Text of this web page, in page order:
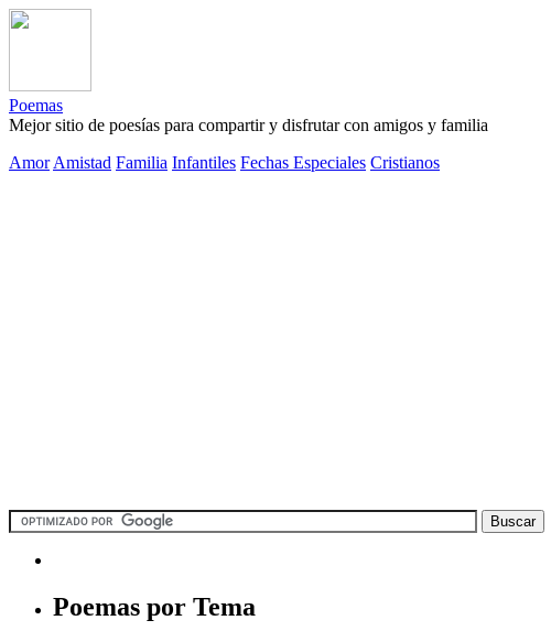
Poemas
Mejor sitio de poesías para compartir y disfrutar con amigos y familia
Amor Amistad Familia Infantiles Fechas Especiales Cristianos
Poemas por Tema